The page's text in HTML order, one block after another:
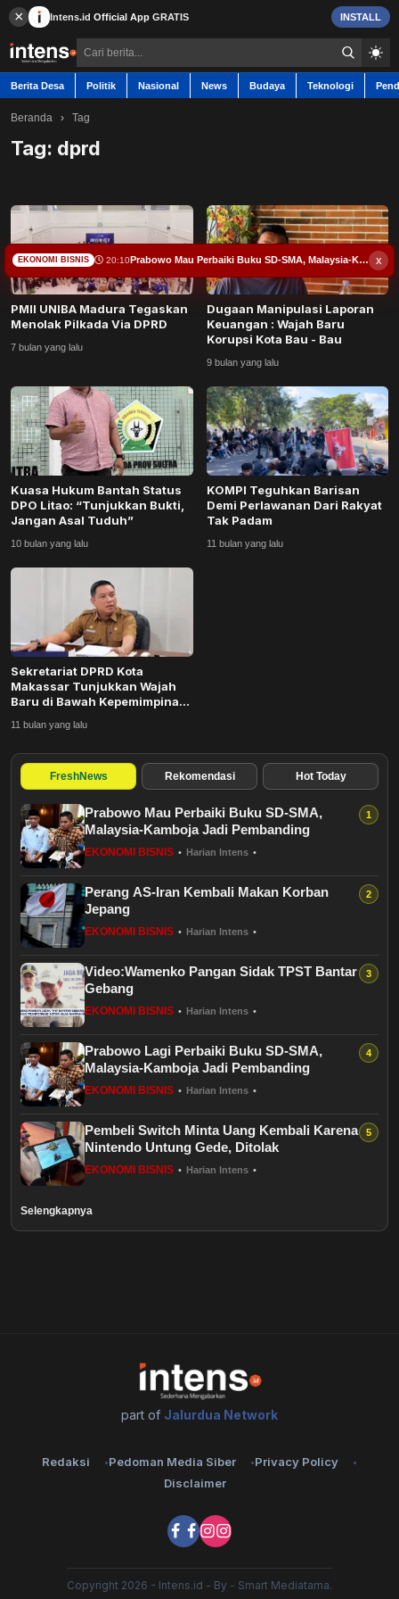
× Intens.id Official App GRATIS INSTALL
Berita Desa Politik Nasional News Budaya Teknologi
Contact
Politik
Nasional
Budaya
Teknologi
Pendidikan
Bursa
Hukum dan Kriminal
Kesehatan
Olahraga
Ekonomi Bisnis
Pariwisata
Healthstyle
Essai
Kuliner
Cerpen
Kolom
Puisi
Religi
Travel
Environmental
Beranda › Tag
Tag: dprd
PMII UNIBA Madura Tegaskan
Menolak Pilkada Via DPRD
7 bulan yang lalu
Dugaan Manipulasi Laporan
Keuangan : Wajah Baru
Korupsi Kota Bau - Bau
9 bulan yang lalu
Kuasa Hukum Bantah Status
DPO Litao: “Tunjukkan Bukti,
Jangan Asal Tuduh”
10 bulan yang lalu
KOMPI Teguhkan Barisan
Demi Perlawanan Dari Rakyat
Tak Padam
11 bulan yang lalu
Sekretariat DPRD Kota
Makassar Tunjukkan Wajah
Baru di Bawah Kepemimpinan
11 bulan yang lalu
FreshNews Rekomendasi Hot Today
Prabowo Mau Perbaiki Buku SD-SMA,
Malaysia-Kamboja Jadi Pembanding
EKONOMI BISNIS • Harian Intens •
Perang AS-Iran Kembali Makan Korban
Jepang
EKONOMI BISNIS • Harian Intens •
Video:Wamenko Pangan Sidak TPST Bantar
Gebang
EKONOMI BISNIS • Harian Intens •
Prabowo Lagi Perbaiki Buku SD-SMA,
Malaysia-Kamboja Jadi Pembanding
EKONOMI BISNIS • Harian Intens •
Pembeli Switch Minta Uang Kembali Karena
Nintendo Untung Gede, Ditolak
EKONOMI BISNIS • Harian Intens •
Selengkapnya
part of Jalurdua Network
Redaksi Pedoman Media Siber
Privacy Policy
Disclaimer
Copyright 2026 - Intens.id - By - Smart Mediatama.
x
EKONOMI BISNIS 20:10 Prabowo Mau Perbaiki Buku SD-SMA, Malaysia-Kamboja Jadi Pembanding